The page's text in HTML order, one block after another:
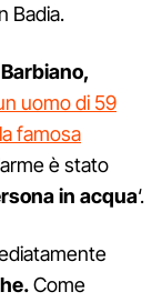
Badia.
Barbiano,
uomo di 59
famosa
è stato
in acqua‘.
Come